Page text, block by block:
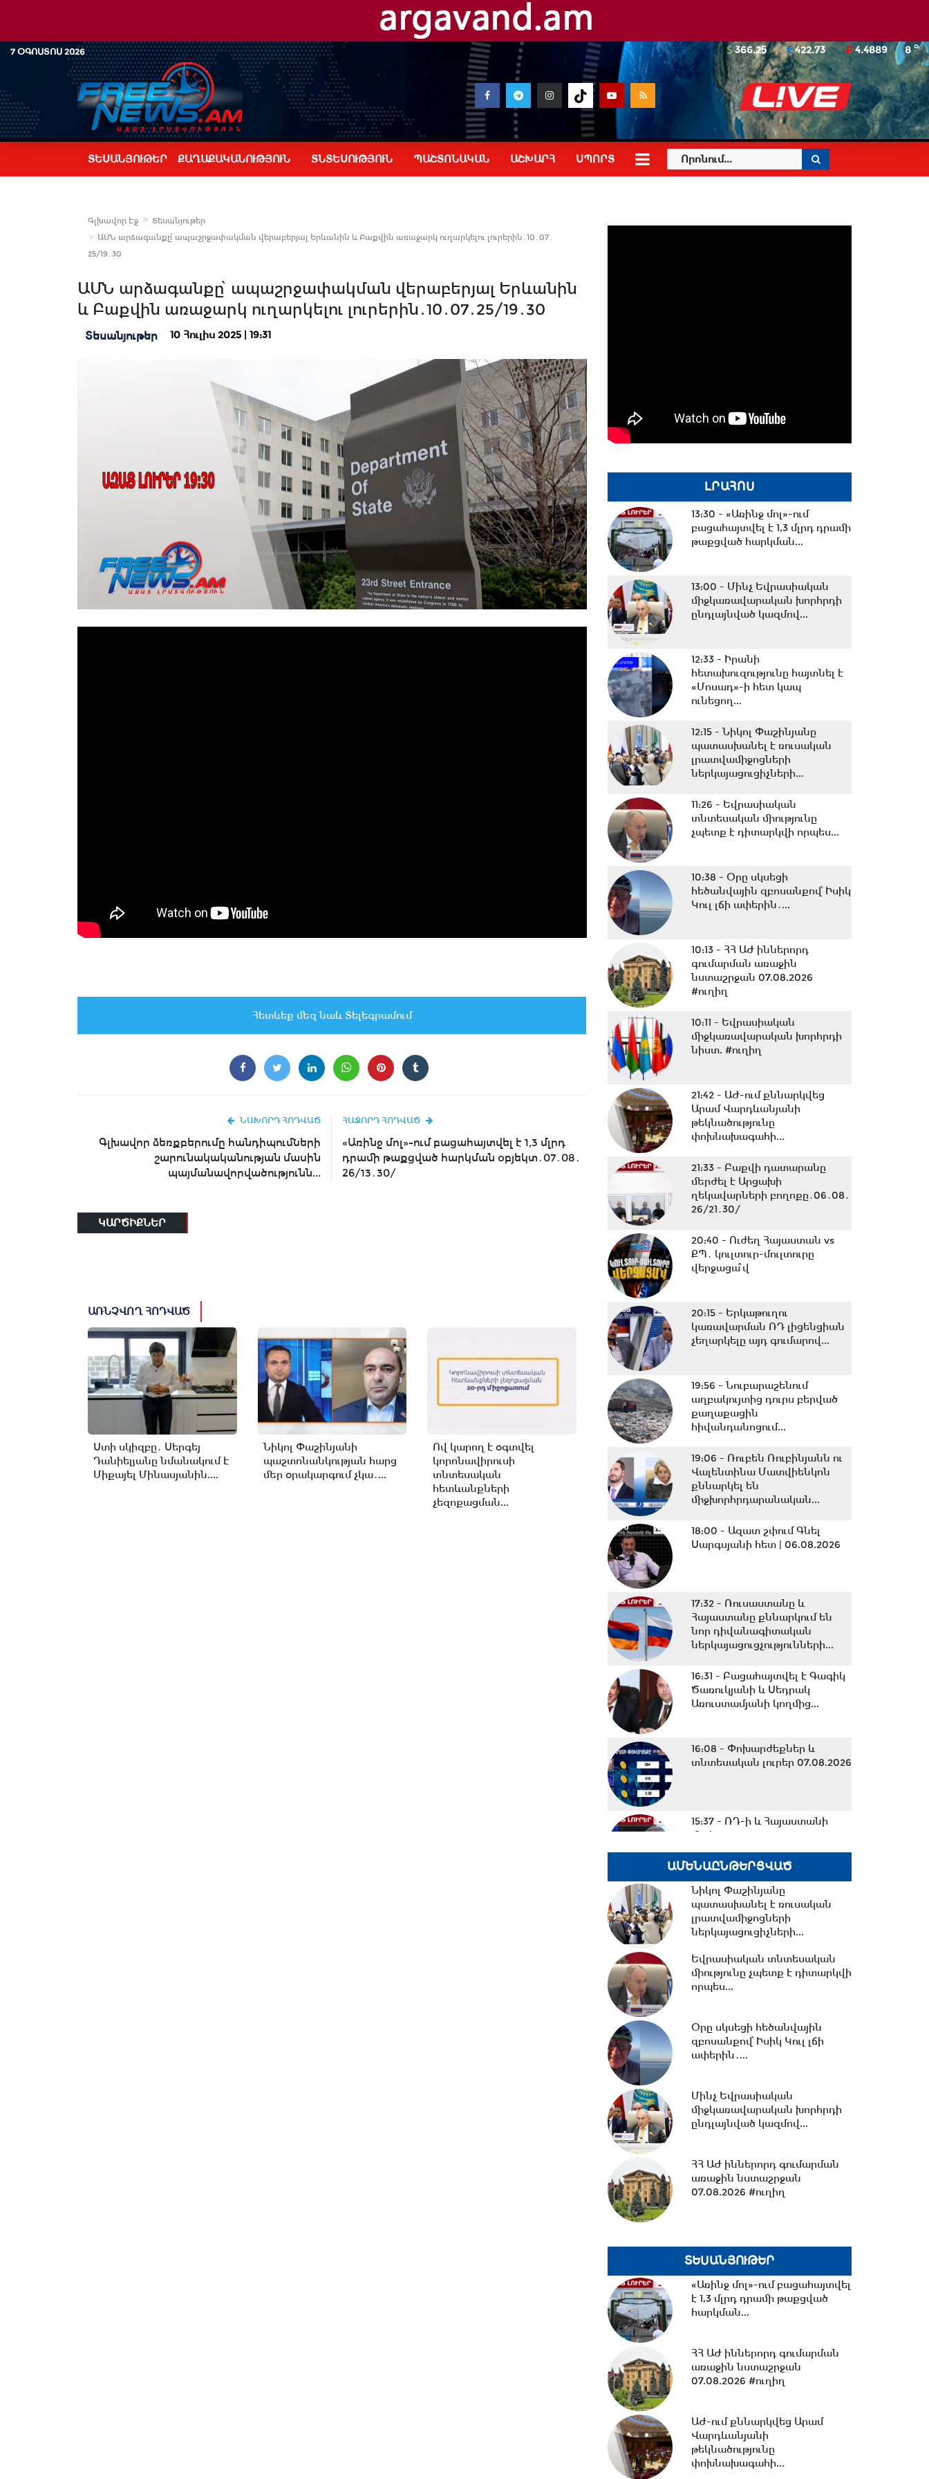
7 ՕԳՈՍՏՈՍ 2026 8o
366.25 422.73 4.4889
ՏԵՍԱՆՅՈՒԹԵՐ ՔԱՂԱՔԱԿԱՆՈՒԹՅՈՒՆ ՏՆՏԵՍՈՒԹՅՈՒՆ ՊԱՇՏՈՆԱԿԱՆ ԱՇԽԱՐՀ ՍՊՈՐՏ
Գլխավոր Էջ
Տեսանյութեր
ԱՄՆ արձագանքը՝ ապաշրջափակման վերաբերյալ Երևանին և Բաքվին առաջարկ ուղարկելու լուրերին․10․07․
25/19․30
ԱՄՆ արձագանքը՝ ապաշրջափակման վերաբերյալ Երևանին
և Բաքվին առաջարկ ուղարկելու լուրերին․10․07․25/19․30
Տեսանյութեր 10 Հուլիս 2025 | 19:31
Հետևեք մեզ նաև Տելեգրամում
ՆԱԽՈՐԴ ՀՈԴՎԱԾ
Գլխավոր ձեռքբերումը հանդիպումների
շարունակականության մասին
պայմանավորվածությունն...
ՀԱՋՈՐԴ ՀՈԴՎԱԾ
«Առինջ մոլ»-ում բացահայտվել է 1,3 մլրդ
դրամի թաքցված հարկման օբյեկտ․07․08․
26/13․30/
ԿԱՐԾԻՔՆԵՐ
ԱՌՆՉՎՈՂ ՀՈԴՎԱԾ
Ստի սկիզբը․ Սերգեյ
Դանիելյանը նմանակում է
Միքայել Մինասյանին....
Նիկոլ Փաշինյանի
պաշտոնանկության հարց
մեր օրակարգում չկա․...
Ով կարող է օգտվել
կորոնավիրուսի
տնտեսական
հետևանքների
չեզոքացման...
ԼՐԱՀՈՍ
13:30 - «Առինջ մոլ»-ում
բացահայտվել է 1,3 մլրդ դրամի
թաքցված հարկման...
13:00 - Մինչ Եվրասիական
միջկառավարական խորհրդի
ընդլայնված կազմով...
12:33 - Իրանի
հետախուզությունը հայտնել է
«Մոսադ»-ի հետ կապ
ունեցող...
12:15 -Նիկոլ Փաշինյանը
պատասխանել է ռուսական
լրատվամիջոցների
ներկայացուցիչների...
11:26 - Եվրասիական
տնտեսական միությունը
չպետք է դիտարկվի որպես...
10:38 - Օրը սկսեցի
հեծանվային զբոսանքով՝ Իսիկ
Կուլ լճի ափերին․...
10:13 - ՀՀ ԱԺ իններորդ
գումարման առաջին
նստաշրջան 07.08.2026
#ուղիղ
10:11 - Եվրասիական
միջկառավարական խորհրդի
նիստ. #ուղիղ
21:42 - ԱԺ-ում քննարկվեց
Արամ Վարդևանյանի
թեկնածությունը
փոխնախագահի...
21:33 - Բաքվի դատարանը
մերժել է Արցախի
ղեկավարների բողոքը․06․08․
26/21․30/
20:40 - Ուժեղ Հայաստան vs
ՔՊ․ կուլտուր-մուլտուրը
վերջացա՞վ
20:15 - Երկաթուղու
կառավարման ՌԴ լիցենցիան
չեղարկելը այդ գումարով...
19:56 -Նուբարաշենում
աղբակույտից դուրս բերված
քաղաքացին
հիվանդանոցում...
19:06 - Ռուբեն Ռուբինյանն ու
Վալենտինա Մատվիենկոն
քննարկել են
միջխորհրդարանական...
18:00 - Ազատ շփում Գնել
Սարգսյանի հետ | 06.08.2026
17:32 - Ռուսաստանը և
Հայաստանը քննարկում են
նոր դիվանագիտական
ներկայացուցչությունների...
16:31 - Բացահայտվել է Գագիկ
Ծառուկյանի և Սեդրակ
Առուստամյանի կողմից...
16:08 - Փոխարժեքներ և
տնտեսական լուրեր 07.08.2026
15:37 - ՌԴ-ի և Հայաստանի
միջև
կտրուկ նվազում...
15:06 -ԵԱՏՄ-ում առկա
տարաձայնություններից
տուժում են բոլոր
կողմերը.Լևոնյան
14:56 -Ընդդիմությունը
ընտրակաշառքի միջոցով է
հայտնվել Խորհրդարանում....
14:42 -Վարչապետի
որոշումներով՝ ԲՏԱ
14:23 -Քրիստիննե
Գրիգորյանը վերանշանակվել
14:09 -14 կիլոմետրից ավելի
նոր ջրագծեր. Արմավիրի
13:38 -TRIPP-ի ՍԴ-ի
հարցը որոշելու վերաբերյալ...
հղել Ռուբեն Ռուբինյանին...
պետական սեփականություն,
հանձնվելու է
հավատարմագրային...
ԱՄԵՆԱԸՆԹԵՐՑՎԱԾ
Նիկոլ Փաշինյանը
պատասխանել է ռուսական
լրատվամիջոցների
ներկայացուցիչների...
Եվրասիական տնտեսական
միությունը չպետք է դիտարկվի
որպես...
Օրը սկսեցի հեծանվային
զբոսանքով՝ Իսիկ Կուլ լճի
ափերին․...
Մինչ Եվրասիական
միջկառավարական խորհրդի
ընդլայնված կազմով...
ՀՀ ԱԺ իններորդ գումարման
առաջին նստաշրջան
07.08.2026 #ուղիղ
ՏԵՍԱՆՅՈՒԹԵՐ
«Առինջ մոլ»-ում բացահայտվել
է 1,3 մլրդ դրամի թաքցված
հարկման...
ՀՀ ԱԺ իններորդ գումարման
առաջին նստաշրջան
07.08.2026 #ուղիղ
ԱԺ-ում քննարկվեց Արամ
Վարդևանյանի
թեկնածությունը
փոխնախագահի...